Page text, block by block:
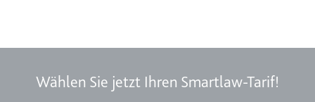
Wählen Sie jetzt Ihren Smartlaw-Tarif!